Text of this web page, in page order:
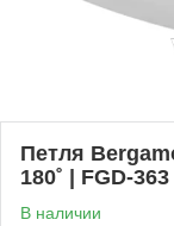
Петля
180˚ | FGD-
В наличии